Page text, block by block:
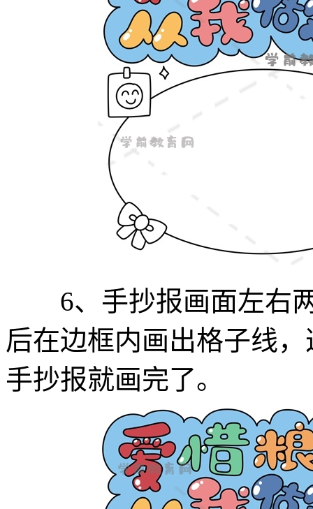
6、手抄报画面左右两
后在边框内画出格子线
手抄报就画完了。